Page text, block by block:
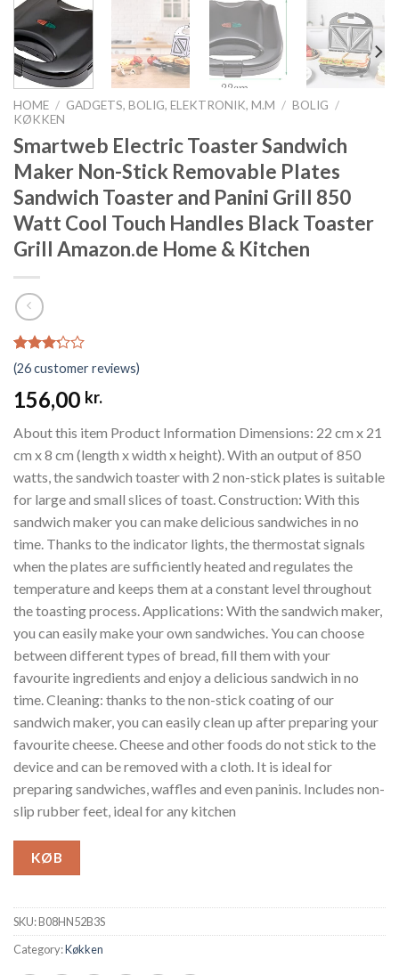
HOME / GADGETS, BOLIG, ELEKTRONIK, M.M / BOLIG /
KØKKEN
Smartweb Electric Toaster Sandwich
Maker Non-Stick Removable Plates
Sandwich Toaster and Panini Grill 850
Watt Cool Touch Handles Black Toaster
Grill Amazon.de Home & Kitchen
Rated
3.19
out of
5
on
26
customer
ratings
(26customer reviews)
156,00 kr.
About this item Product Information Dimensions: 22 cm x 21
cm x 8 cm (length x width x height). With an output of 850
watts, the sandwich toaster with 2 non-stick plates is suitable
for large and small slices of toast. Construction: With this
sandwich maker you can make delicious sandwiches in no
time. Thanks to the indicator lights, the thermostat signals
when the plates are sufficiently heated and regulates the
temperature and keeps them at a constant level throughout
the toasting process. Applications: With the sandwich maker,
you can easily make your own sandwiches. You can choose
between different types of bread, fill them with your
favourite ingredients and enjoy a delicious sandwich in no
time. Cleaning: thanks to the non-stick coating of our
sandwich maker, you can easily clean up after preparing your
favourite cheese. Cheese and other foods do not stick to the
device and can be removed with a cloth. It is ideal for
preparing sandwiches, waffles and even paninis. Includes non-
slip rubber feet, ideal for any kitchen
KØB
SKU:B08HN52B3S
Category:Køkken